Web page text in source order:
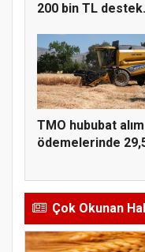
200 bin TL destek
TMO hububat alım
ödemelerinde
Çok Okunan